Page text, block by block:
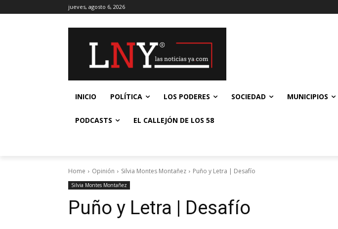
jueves, agosto 6, 2026
INICIO POLÍTICA LOS PODERES SOCIEDAD MUNICIPIOS
PODCASTS EL CALLEJÓN DE LOS 58
Home Opinión Silvia Montes Montañez Puño y Letra | Desafío
Silvia Montes Montañez
Puño y Letra | Desafío